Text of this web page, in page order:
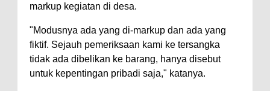
markup kegiatan di desa.
"Modusnya ada yang di-markup dan ada yang
fiktif. Sejauh pemeriksaan kami ke tersangka
tidak ada dibelikan ke barang, hanya disebut
untuk kepentingan pribadi saja," katanya.